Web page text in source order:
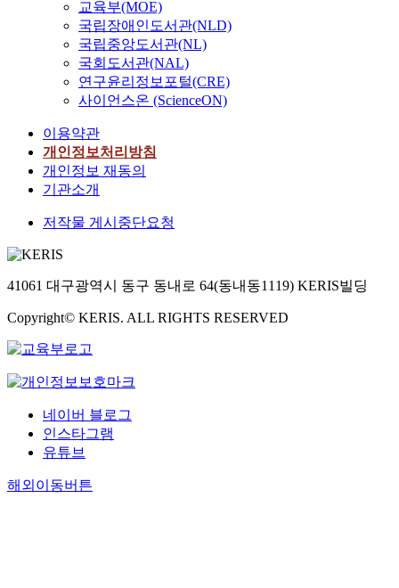
교육부(MOE)
국립장애인도서관(NLD)
국립중앙도서관(NL)
국회도서관(NAL)
연구윤리정보포털(CRE)
사이언스온 (ScienceON)
이용약관
개인정보처리방침
개인정보 재동의
기관소개
저작물 게시중단요청
41061 대구광역시 동구 동내로 64(동내동1119) KERIS빌딩
Copyright© KERIS. ALL RIGHTS RESERVED
네이버 블로그
인스타그램
유튜브
해외이동버튼